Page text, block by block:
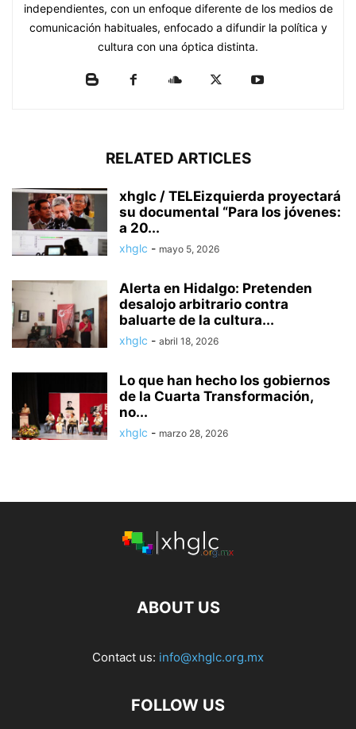
independientes, con un enfoque diferente de los medios de
comunicación habituales, enfocado a difundir la política y
cultura con una óptica distinta.
RELATED ARTICLES
xhglc / TELEizquierda proyectará
su documental “Para los jóvenes:
a 20...
xhglc - mayo 5, 2026
Alerta en Hidalgo: Pretenden
desalojo arbitrario contra
baluarte de la cultura...
xhglc - abril 18, 2026
Lo que han hecho los gobiernos
de la Cuarta Transformación,
no...
xhglc - marzo 28, 2026
ABOUT US
Contact us: info@xhglc.org.mx
FOLLOW US